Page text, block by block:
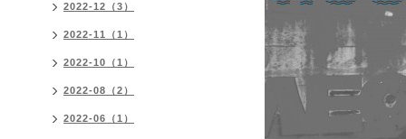
2022-12（3）
2022-11（1）
2022-10（1）
2022-08（2）
2022-06（1）